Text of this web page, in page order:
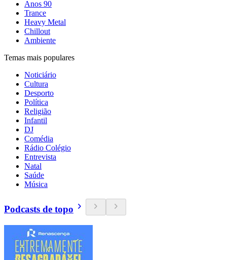
Anos 90
Trance
Heavy Metal
Chillout
Ambiente
Temas mais populares
Noticiário
Cultura
Desporto
Política
Religião
Infantil
DJ
Comédia
Rádio Colégio
Entrevista
Natal
Saúde
Música
Podcasts de topo